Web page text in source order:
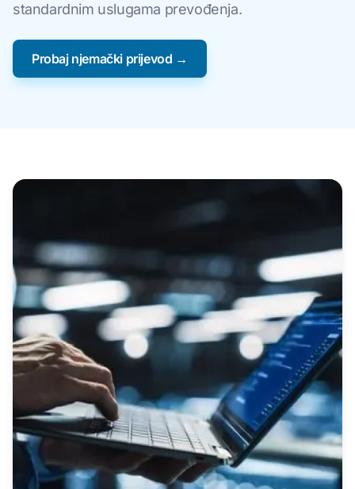
standardnim uslugama prevođenja.
Probaj njemački prijevod →